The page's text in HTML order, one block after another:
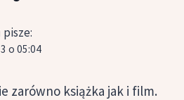
pisze:
o 05:04
zarówno książka jak i film.